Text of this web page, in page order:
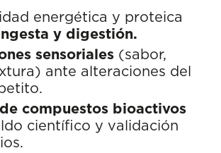
energética y proteica
y digestión.
sensoriales (sabor,
ante alteraciones del
compuestos bioactivos
científico y validación